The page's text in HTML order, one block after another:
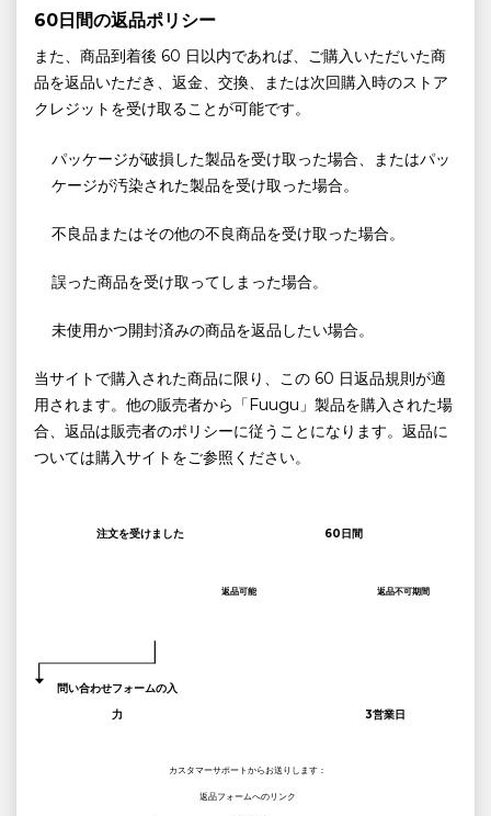
60日間の返品ポリシー
また、商品到着後 60 日以内であれば、ご購入いただいた商
品を返品いただき、返金、交換、または次回購入時のストア
クレジットを受け取ることが可能です。
パッケージが破損した製品を受け取った場合、またはパッ
ケージが汚染された製品を受け取った場合。
不良品またはその他の不良商品を受け取った場合。
誤った商品を受け取ってしまった場合。
未使用かつ開封済みの商品を返品したい場合。
当サイトで購入された商品に限り、この 60 日返品規則が適
用されます。他の販売者から「Fuugu」製品を購入された場
合、返品は販売者のポリシーに従うことになります。返品に
ついては購入サイトをご参照ください。
注文を受けました 60日間
返品可能 返品不可期間
問い合わせフォームの入
力
3営業日
カスタマーサポートからお送りします：
返品フォームへのリンク